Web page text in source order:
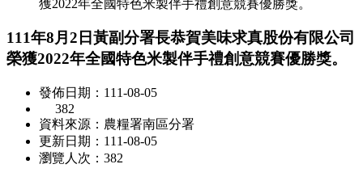
獲2022年全國特色米製伴手禮創意競賽優勝獎。
111年8月2日黃副分署長恭賀美味求真股份有限公司
榮獲2022年全國特色米製伴手禮創意競賽優勝獎。
發佈日期：111-08-05
382
資料來源：農糧署南區分署
更新日期：111-08-05
瀏覽人次：382